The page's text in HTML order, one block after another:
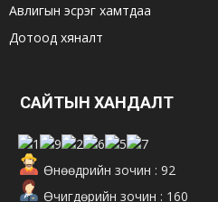
Авлигын эсрэг хамтдаа
Дотоод хяналт
САЙТЫН ХАНДАЛТ
Өнөөдрийн зочин : 92
Өчигдөрийн зочин : 160